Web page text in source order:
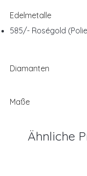
Edelmetalle
585/- Roségold
Diamanten
Maße
Ähnliche